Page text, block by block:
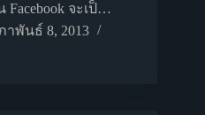
จะเป็…
าพันธ์ 8, 2013